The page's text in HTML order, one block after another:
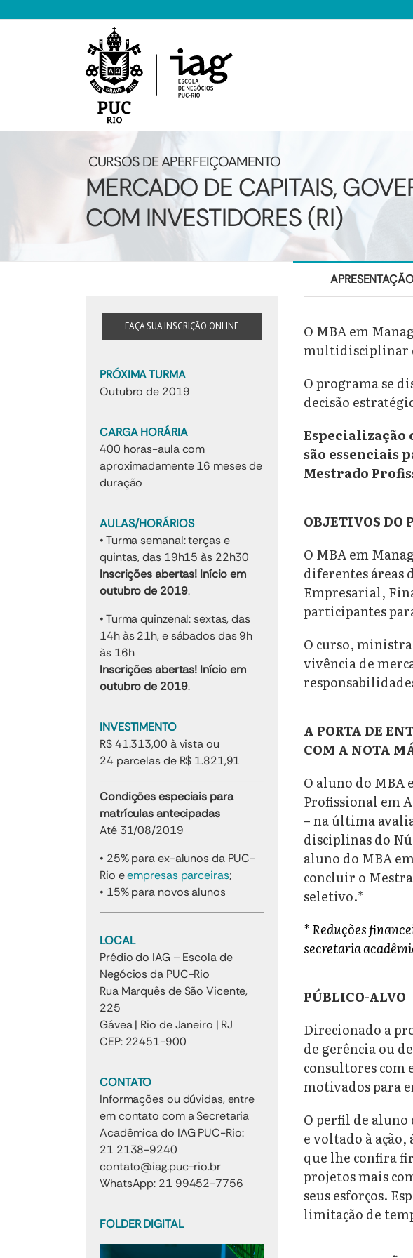
CURSOS DE APERFEIÇOAMENTO
MERCADO DE CAPITAIS,
COM INVESTIDORES (RI)
FAÇA SUA INSCRIÇÃO ONLINE
PRÓXIMA TURMA
Outubro de 2019
CARGA HORÁRIA
400 horas-aula com
aproximadamente 16 meses de
duração
AULAS/HORÁRIOS
• Turma semanal: terças e
quintas, das 19h15 às 22h30
Inscrições abertas! Início em
outubro de 2019.
• Turma quinzenal: sextas, das
14h às 21h, e sábados das 9h
às 16h
Inscrições abertas! Início em
outubro de 2019.
INVESTIMENTO
R$ 41.313,00 à vista ou
24 parcelas de R$ 1.821,91
Condições especiais para
matrículas antecipadas
Até 31/08/2019
• 25% para ex-alunos da PUC-
Rio eempresas parceiras;
• 15% para novos alunos
LOCAL
Prédio do IAG – Escola de
Negócios da PUC-Rio
Rua Marquês de São Vicente,
225
Gávea | Rio de Janeiro | RJ
CEP: 22451-900
CONTATO
Informações ou dúvidas, entre
em contato com a Secretaria
Acadêmica do IAG PUC-Rio:
21 2138-9240
contato@iag.puc-rio.br
WhatsApp: 21 99452-7756
FOLDER DIGITAL
O MBA em
multidisciplinar
O programa se
decisão
Especialização
são essenciais
Mestrado
OBJETIVOS DO
O MBA em
diferentes áreas
Empresarial,
participantes
O curso,
vivência de
A PORTA DE
COM A NOTA
O aluno do MBA
Profissional em
– na última
disciplinas do
aluno do MBA
concluir o
seletivo.*
* Reduções
secretaria
PÚBLICO-ALVO
Direcionado a
de gerência ou
consultores com
motivados para
O perfil de aluno
e voltado à
que lhe confira
projetos mais
seus esforços.
limitação de